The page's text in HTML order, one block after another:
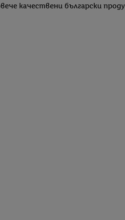
качествени български